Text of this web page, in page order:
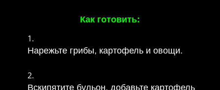
Как готовить:
Нарежьте грибы, картофель и овощи.
Вскипятите бульон, добавьте картофель